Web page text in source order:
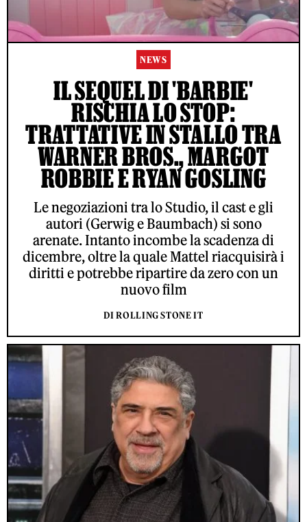
NEWS
IL SEQUEL DI 'BARBIE'
RISCHIA LO STOP:
TRATTATIVE IN STALLO TRA
WARNER BROS., MARGOT
ROBBIE E RYAN GOSLING
Le negoziazioni tra lo Studio, il cast e gli
autori (Gerwig e Baumbach) si sono
arenate. Intanto incombe la scadenza di
dicembre, oltre la quale Mattel riacquisirà i
diritti e potrebbe ripartire da zero con un
nuovo film
DI ROLLING STONE IT